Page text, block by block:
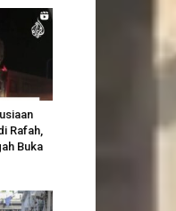
Rafah,
Buka